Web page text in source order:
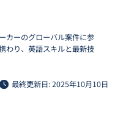
カーのグローバル案件に参
わり、英語スキルと最新技
最終更新日: 2025年10月10日